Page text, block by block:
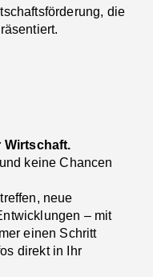
die
Wirtschaft.
keine Chancen
neue
– mit
einen Schritt
direkt in Ihr